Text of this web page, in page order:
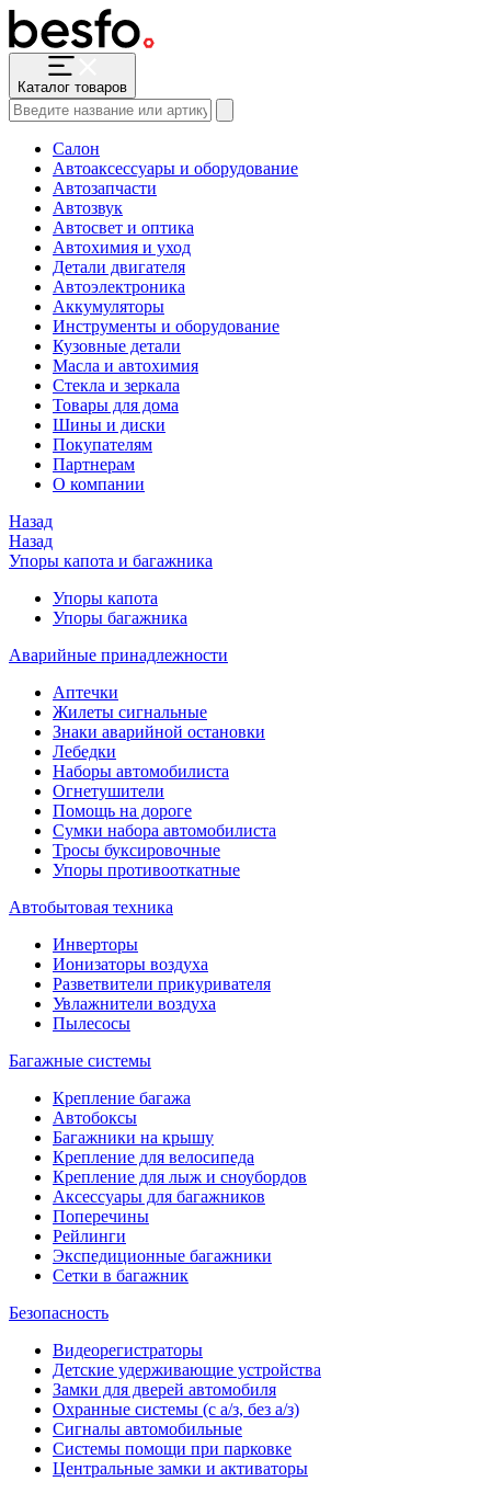
Каталог товаров
Салон
Автоаксессуары и оборудование
Автозапчасти
Автозвук
Автосвет и оптика
Автохимия и уход
Детали двигателя
Автоэлектроника
Аккумуляторы
Инструменты и оборудование
Кузовные детали
Масла и автохимия
Стекла и зеркала
Товары для дома
Шины и диски
Покупателям
Партнерам
О компании
Назад
Назад
Упоры капота и багажника
Упоры капота
Упоры багажника
Аварийные принадлежности
Аптечки
Жилеты сигнальные
Знаки аварийной остановки
Лебедки
Наборы автомобилиста
Огнетушители
Помощь на дороге
Сумки набора автомобилиста
Тросы буксировочные
Упоры противооткатные
Автобытовая техника
Инверторы
Ионизаторы воздуха
Разветвители прикуривателя
Увлажнители воздуха
Пылесосы
Багажные системы
Крепление багажа
Автобоксы
Багажники на крышу
Крепление для велосипеда
Крепление для лыж и сноубордов
Аксессуары для багажников
Поперечины
Рейлинги
Экспедиционные багажники
Сетки в багажник
Безопасность
Видеорегистраторы
Детские удерживающие устройства
Замки для дверей автомобиля
Охранные системы (с а/з, без а/з)
Сигналы автомобильные
Системы помощи при парковке
Центральные замки и активаторы